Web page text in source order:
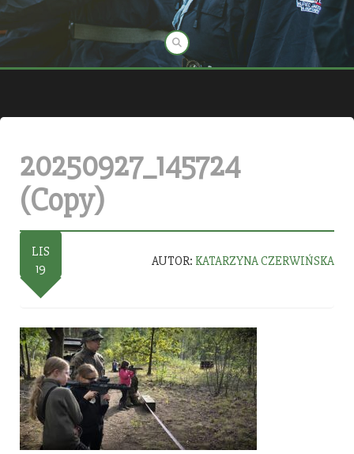
20250927_145724
(Copy)
LIS
19
AUTOR: KATARZYNA CZERWIŃSKA